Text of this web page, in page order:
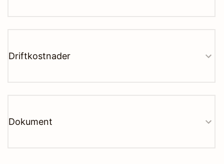
Driftkostnader
Dokument